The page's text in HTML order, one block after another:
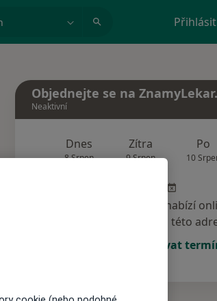
Objednejte se na
Neaktivní
Dnes
8 Srpen
Zítra
9 Srpen
Po
10
Tento specialista nenabízí
termínu na této
Rezervovat